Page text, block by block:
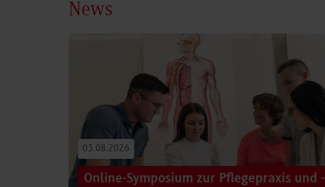
News
03.08.2026
Online-Symposium zur Pflegepraxis und -